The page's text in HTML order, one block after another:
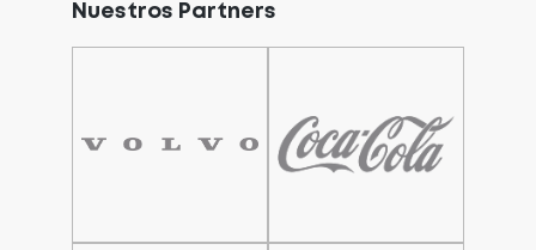
Nuestros Partners